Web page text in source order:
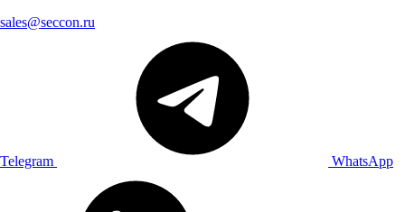
sales@seccon.ru
Telegram WhatsApp